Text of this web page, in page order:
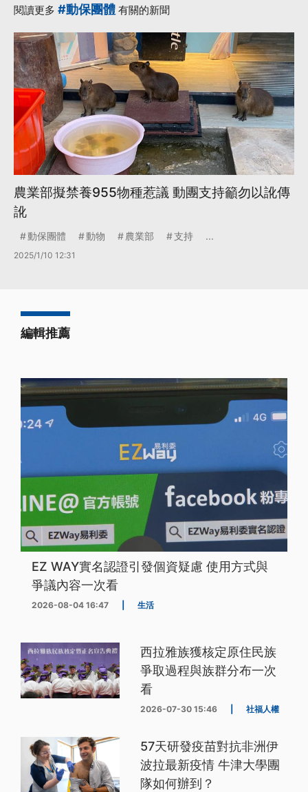
閱讀更多 #動保團體 有關的新聞
農業部擬禁養955物種惹議 動團支持籲勿以訛傳
訛
動保團體 動物 農業部 支持 ...
2025/1/10 12:31
編輯推薦
EZ WAY實名認證引發個資疑慮 使用方式與
爭議內容一次看
2026-08-04 16:47 生活
西拉雅族獲核定原住民族
爭取過程與族群分布一次
看
2026-07-30 15:46 社福人權
57天研發疫苗對抗非洲伊
波拉最新疫情 牛津大學團
隊如何辦到？